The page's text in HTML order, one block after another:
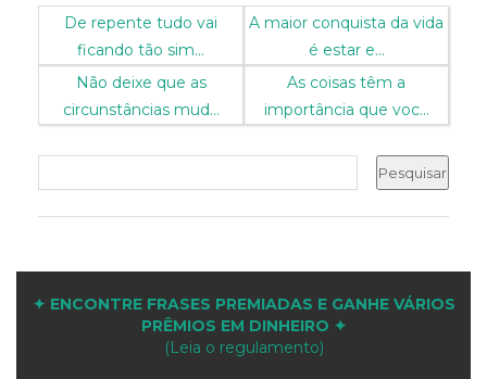
De repente tudo vai
ficando tão sim...
A maior conquista da vida
é estar e...
Não deixe que as
circunstâncias mud...
As coisas têm a
importância que voc...
✦ ENCONTRE FRASES PREMIADAS E GANHE VÁRIOS
PRÊMIOS EM DINHEIRO ✦
(Leia o regulamento)